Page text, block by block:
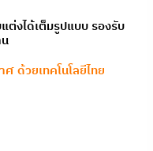
ต่งได้เต็มรูปแบบ รองรับ
ด้วยเทคโนโลยีไทย